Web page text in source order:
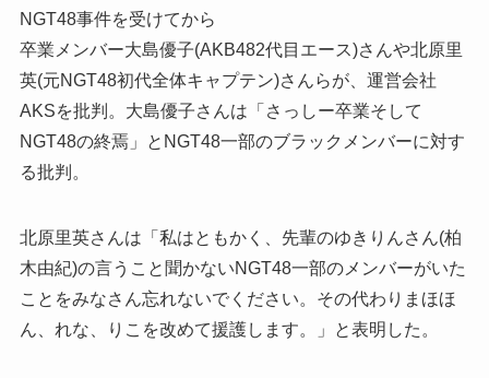
NGT48事件を受けてから
卒業メンバー大島優子(AKB482代目エース)さんや北原里
英(元NGT48初代全体キャプテン)さんらが、運営会社
AKSを批判。大島優子さんは「さっしー卒業そして
NGT48の終焉」とNGT48一部のブラックメンバーに対す
る批判。
北原里英さんは「私はともかく、先輩のゆきりんさん(柏
木由紀)の言うこと聞かないNGT48一部のメンバーがいた
ことをみなさん忘れないでください。その代わりまほほ
ん、れな、りこを改めて援護します。」と表明した。